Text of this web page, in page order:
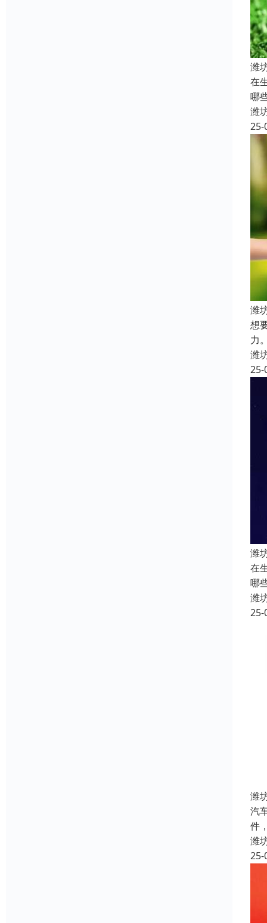
潍
在
哪
潍
25-
潍
想
力
潍
25-
潍
在
哪
潍
25-
潍
汽
件
潍
25-